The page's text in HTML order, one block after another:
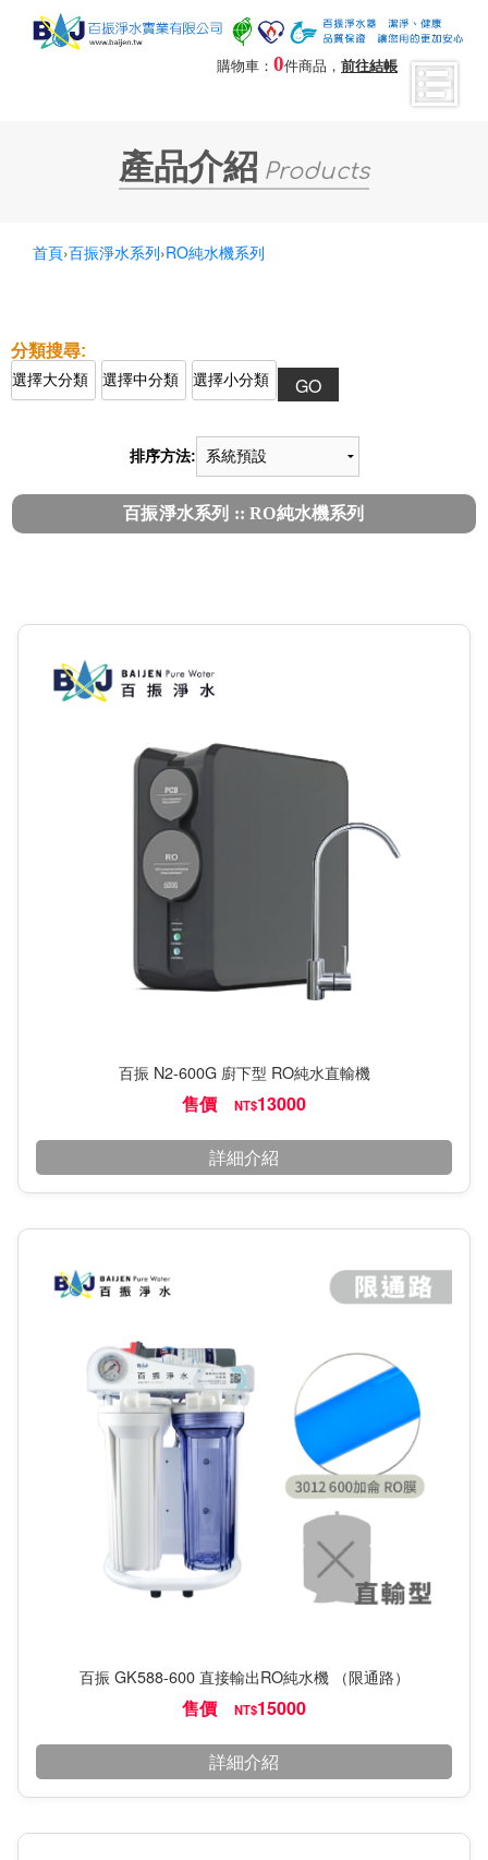
購物車： 0件商品， 前往結帳
產品介紹 Products
首頁›百振淨水系列›RO純水機系列
排序方法:
百振淨水系列 :: RO純水機系列
百振 N2-600G 廚下型 RO純水直輸機
售價 NT$13000
詳細介紹
百振 GK588-600 直接輸出RO純水機 （限通路）
售價 NT$15000
詳細介紹